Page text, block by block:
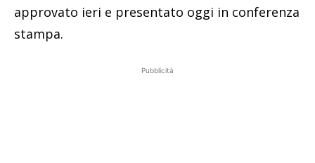
approvato ieri e presentato oggi in conferenza
stampa.
Pubblicità